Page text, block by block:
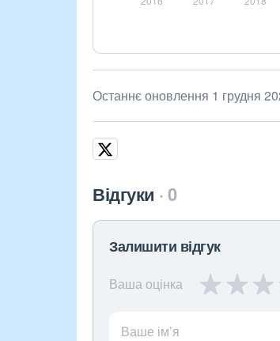
Останнє оновлення 1 грудня
Відгуки 0
Залишити відгук
Ваша оцінка
Ваше ім’я